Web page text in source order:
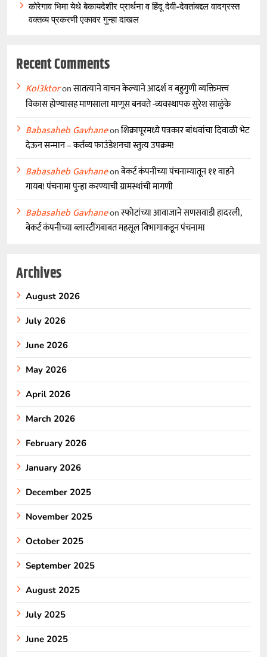
कोरेगाव भिमा येथे बेकायदेशीर प्रार्थना व हिंदू देवी-देवतांबद्दल वादग्रस्त
वक्तव्य प्रकरणी एकावर गुन्हा दाखल
Recent Comments
Kol3ktoronसातत्याने वाचन केल्याने आदर्श व बहुगुणी व्यक्तिमत्त्व
विकास होण्यासह माणसाला माणूस बनवते -व्यवस्थापक सुरेश साळुंके
Babasaheb Gavhaneonशिक्रापूरमध्ये पत्रकार बांधवांचा दिवाळी भेट
देऊन सन्मान – कर्तव्य फाउंडेशनचा स्तुत्य उपक्रम!
Babasaheb Gavhaneonबेकर्ट कंपनीच्या पंचनाम्यातून ११ वाहने
गायब! पंचनामा पुन्हा करण्याची ग्रामस्थांची मागणी
Babasaheb Gavhaneonस्फोटांच्या आवाजाने सणसवाडी हादरली,
बेकर्ट कंपनीच्या ब्लास्टींगबाबत महसूल विभागाकडून पंचनामा
Archives
August 2026
July 2026
June 2026
May 2026
April 2026
March 2026
February 2026
January 2026
December 2025
November 2025
October 2025
September 2025
August 2025
July 2025
June 2025